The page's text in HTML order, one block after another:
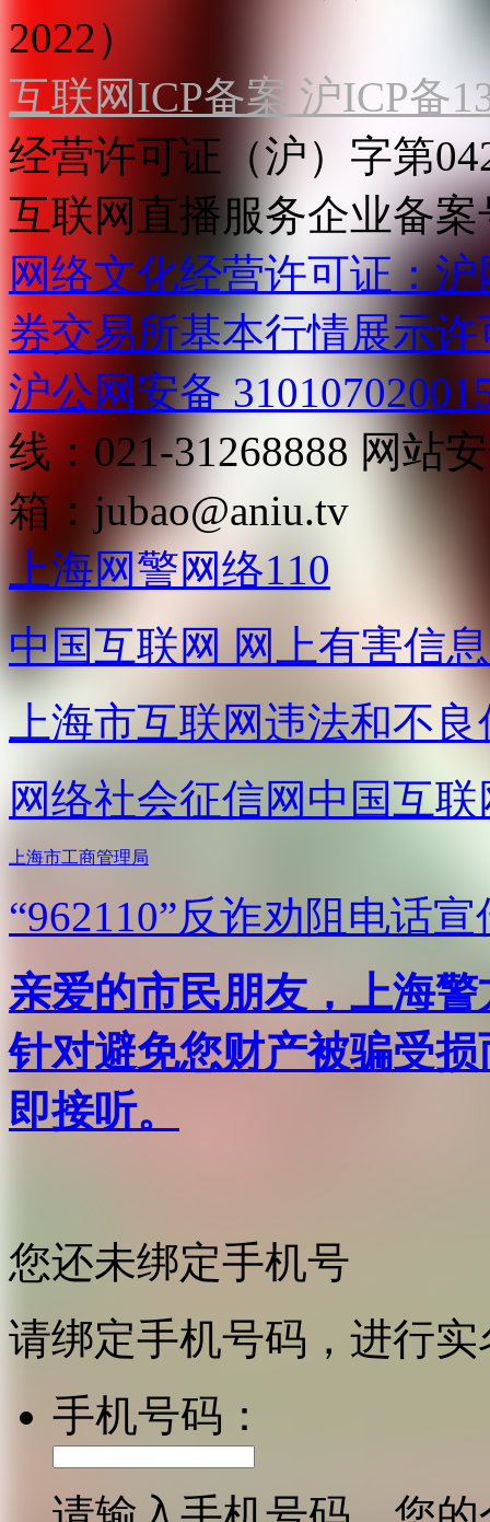
2022）
互联网ICP备案 沪ICP备
经营许可证（沪）字第
互联网直播服务企业备案
网络文化经营许可证：
券交易所基本行情展示许
沪公网安备
线：021-31268888 网站
箱： jubao@aniu.tv
上海网警网络110
中国互联网 网上有害信
上海市互联网违法和不
网络社会征信网 中国互
上海市工商管理局
“962110”反诈劝阻电话宣
亲爱的市民朋友，上海
针对避免您财产被骗受
即接听。
您还未绑定手机号
请绑定手机号码，进行
手机号码：